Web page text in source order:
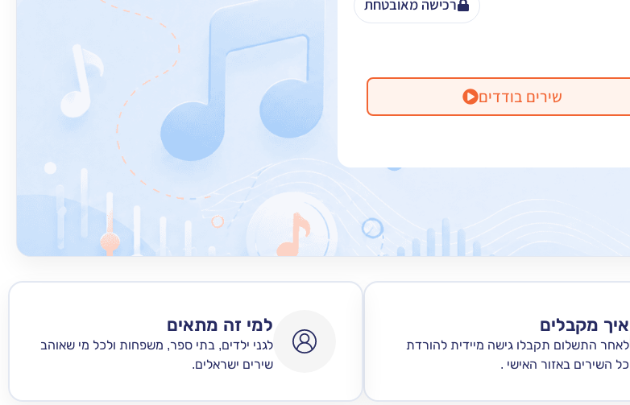
שירים בודדים
רכישה מאובטחת
איך מקבלים
לאחר התשלום תקבלו גישה מיידית להורדת
כל השירים באזור האישי .
למי זה מתאים
לגני ילדים, בתי ספר, משפחות ולכל מי שאוהב
שירים ישראלים.